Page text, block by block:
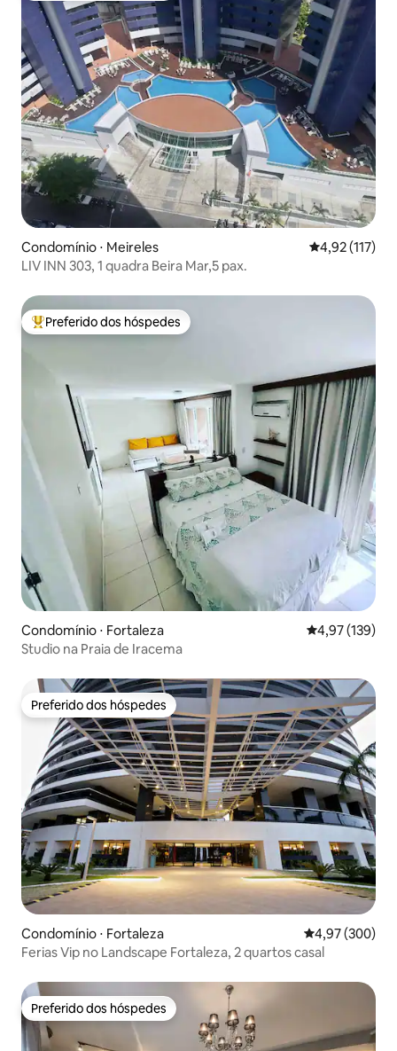
Condomínio ⋅ Meireles 4,92 de uma
4,92 (117)
LIV INN 303, 1 quadra Beira Mar,5 pax.
Entre os melhores preferidos dos hóspedes
Preferido dos hóspedes
Condomínio ⋅ Fortaleza 4,97 de uma
4,97 (139)
Studio na Praia de Iracema
Preferido dos hóspedes
Preferido dos hóspedes
Condomínio ⋅ Fortaleza 4,97 de uma
4,97 (300)
Ferias Vip no Landscape Fortaleza, 2 quartos casal
Preferido dos hóspedes
Preferido dos hóspedes